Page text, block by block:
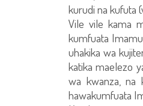
kurudi na kufuta
Vile vile kama
kumfuata
uhakika wa
katika maelezo
wa kwanza, na
hawakumfuata